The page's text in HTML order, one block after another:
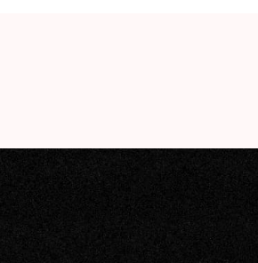
scène en décembre 2010 en tant
complet. En septembre 2024,
Records. Ce sera sans
automne.